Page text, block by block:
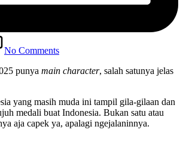
No Comments
punya main character, salah satunya jelas
yang masih muda ini tampil gila-gilaan dan
medali buat Indonesia. Bukan satu atau
aja capek ya, apalagi ngejalaninnya.